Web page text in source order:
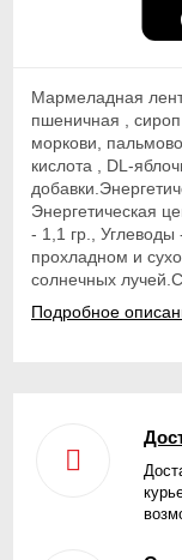
Мармеладная
пшеничная ,
моркови,
кислота , DL-
Энергетическая
- 1,1 гр., Углеводы
прохладном и
солнечных
Подробное